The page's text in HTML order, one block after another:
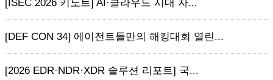
[ISEC 2026 키노트] AI·클라우드 시대 자...
[DEF CON 34] 에이전트들만의 해킹대회 열린...
[2026 EDR·NDR·XDR 솔루션 리포트] 국...